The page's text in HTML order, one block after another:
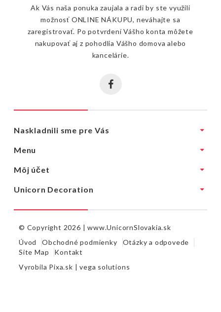
Ak Vás naša ponuka zaujala a radi by ste využili
možnosť ONLINE NÁKUPU, neváhajte sa
zaregistrovať. Po potvrdení Vášho konta môžete
nakupovať aj z pohodlia Vášho domova alebo
kancelárie.
Naskladnili sme pre Vás
Menu
Môj účet
Unicorn Decoration
© Copyright 2026 |www.UnicornSlovakia.sk
Úvod
Obchodné podmienky
Otázky a odpovede
Site Map
Kontakt
Vyrobila Pixa.sk |vega solutions